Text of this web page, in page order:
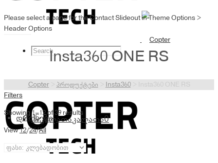
კალათაკალათა0
დრონები
Please select a page for the Contact Slideout in Theme Options >
Header Options
Insta360 ONE RS
Copter> პროდუქტები Insta360>
Insta360 ONE RS
Filters
Showing 1–12 of 39 results
View12/24/All